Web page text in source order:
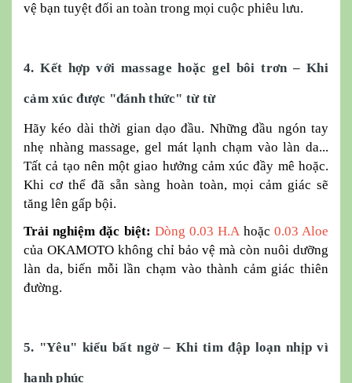
vệ bạn tuyệt đối an toàn trong mọi cuộc phiêu lưu.
4. Kết hợp với massage hoặc gel bôi trơn – Khi
cảm xúc được "đánh thức" từ từ
Hãy kéo dài thời gian dạo đầu. Những đầu ngón tay
nhẹ nhàng massage, gel mát lạnh chạm vào làn da...
Tất cả tạo nên một giao hưởng cảm xúc đầy mê hoặc.
Khi cơ thể đã sẵn sàng hoàn toàn, mọi cảm giác sẽ
tăng lên gấp bội.
Trải nghiệm đặc biệt: Dòng 0.03 H.Ahoặc 0.03 Aloe
của OKAMOTO không chỉ bảo vệ mà còn nuôi dưỡng
làn da, biến mỗi lần chạm vào thành cảm giác thiên
đường.
5. "Yêu" kiểu bất ngờ – Khi tim đập loạn nhịp vì
hạnh phúc